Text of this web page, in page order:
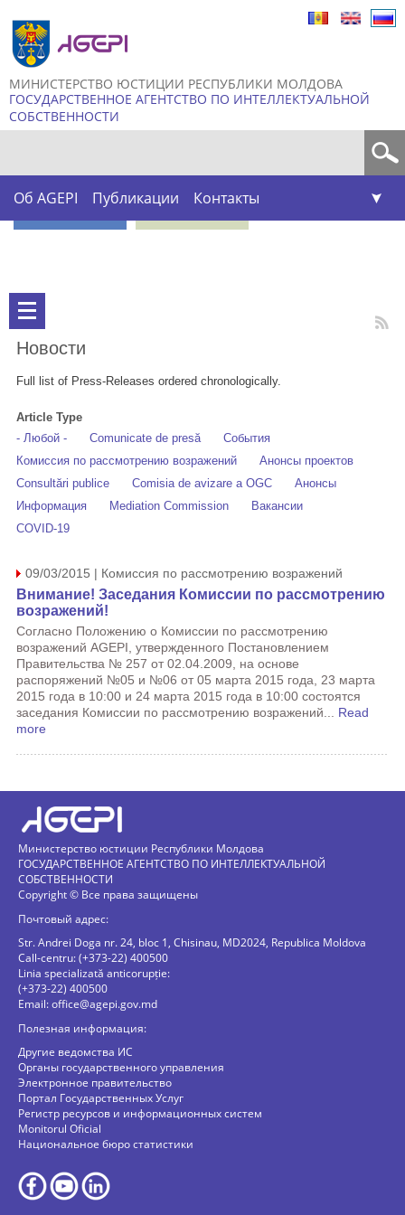
МИНИСТЕРСТВО ЮСТИЦИИ РЕСПУБЛИКИ МОЛДОВА
ГОСУДАРСТВЕННОЕ АГЕНТСТВО ПО ИНТЕЛЛЕКТУАЛЬНОЙ
СОБСТВЕННОСТИ
Об AGEPI Публикации Контакты
Новости
Full list of Press-Releases ordered chronologically.
Article Type
- Любой -
Comunicate de presă
События
Комиссия по рассмотрению возражений
Анонсы проектов
Consultări publice
Comisia de avizare a OGC
Анонсы
Информация
Mediation Commission
Вакансии
COVID-19
09/03/2015 | Комиссия по рассмотрению возражений
Внимание! Заседания Комиссии по рассмотрению
возражений!
Согласно Положению о Комиссии по рассмотрению
возражений AGEPI, утвержденного Постановлением
Правительства № 257 от 02.04.2009, на основе
распоряжений №05 и №06 от 05 марта 2015 года, 23 марта
2015 года в 10:00 и 24 марта 2015 года в 10:00 состоятся
заседания Комиссии по рассмотрению возражений... Read
more
Министерство юстиции Республики Молдова
ГОСУДАРСТВЕННОЕ АГЕНТСТВО ПО ИНТЕЛЛЕКТУАЛЬНОЙ
СОБСТВЕННОСТИ
Copyright © Все права защищены
Почтовый адрес:
Str. Andrei Doga nr. 24, bloc 1, Chisinau, MD2024, Republica Moldova
Call-centru: (+373-22) 400500
Linia specializată anticorupție:
(+373-22) 400500
Email:office@agepi.gov.md
Полезная информация:
Другие ведомства ИС
Органы государственного управления
Электронное правительство
Портал Государственных Услуг
Регистр ресурсов и информационных систем
Monitorul Oficial
Национальное бюро статистики